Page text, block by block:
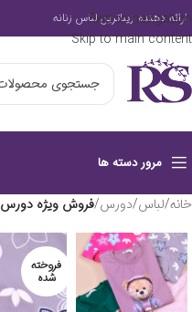
Skip to navigation
Skip to main content
ارائه دهنده زیباترین لباس زنانه
مرور دسته ها
خانه/لباس/دورس/فروش ویژه
فروخته
شده